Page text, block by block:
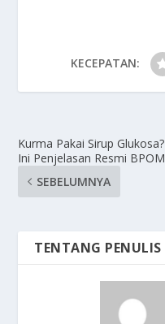
KECEPATAN:
Kurma Pakai Sirup Glukosa?
Ini Penjelasan Resmi BPOM
SEBELUMNYA
TENTANG PENULIS